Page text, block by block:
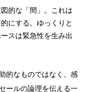
的な「間」。これは
にする。ゆっくりと
スは緊急性を生み出
的なものではなく、感
ールの論理を伝える一